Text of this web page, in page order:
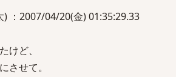
) ：2007/04/20(金) 01:35:29.33
けど、
させて。